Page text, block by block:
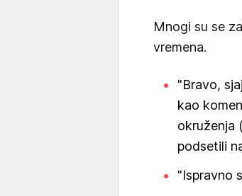
Mnogi su se
vremena.
"Bravo,
kao
okruženja
podsetili
"Ispravno